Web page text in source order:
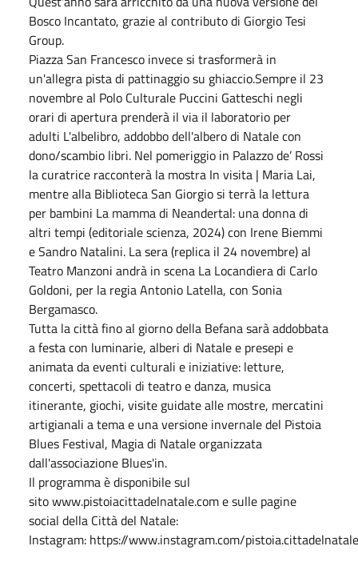
Bosco Incantato, grazie al contributo di Giorgio Tesi
Group.
Piazza San Francesco invece si trasformerà in
un'allegra pista di pattinaggio su ghiaccio.Sempre il 23
novembre al Polo Culturale Puccini Gatteschi negli
orari di apertura prenderà il via il laboratorio per
adulti L'albelibro, addobbo dell'albero di Natale con
dono/scambio libri. Nel pomeriggio in Palazzo de’ Rossi
la curatrice racconterà la mostra In visita | Maria Lai,
mentre alla Biblioteca San Giorgio si terrà la lettura
per bambini La mamma di Neandertal: una donna di
altri tempi (editoriale scienza, 2024) con Irene Biemmi
e Sandro Natalini. La sera (replica il 24 novembre) al
Teatro Manzoni andrà in scena La Locandiera di Carlo
Goldoni, per la regia Antonio Latella, con Sonia
Bergamasco.
Tutta la città fino al giorno della Befana sarà addobbata
a festa con luminarie, alberi di Natale e presepi e
animata da eventi culturali e iniziative: letture,
concerti, spettacoli di teatro e danza, musica
itinerante, giochi, visite guidate alle mostre, mercatini
artigianali a tema e una versione invernale del Pistoia
Blues Festival, Magia di Natale organizzata
dall'associazione Blues'in.
Il programma è disponibile sul
sito www.pistoiacittadelnatale.com e sulle pagine
social della Città del Natale:
Instagram: https://www.instagram.com/